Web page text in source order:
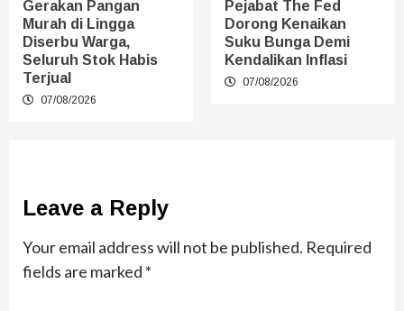
Gerakan Pangan
Murah di Lingga
Diserbu Warga,
Seluruh Stok Habis
Terjual
07/08/2026
Pejabat The Fed
Dorong Kenaikan
Suku Bunga Demi
Kendalikan Inflasi
07/08/2026
Leave a Reply
Your email address will not be published. Required
fields are marked *